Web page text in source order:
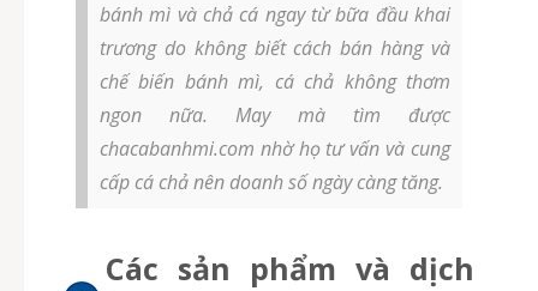
bánh mì và chả cá ngay từ bữa đầu khai
trương do không biết cách bán hàng và
chế biến bánh mì, cá chả không thơm
ngon nữa. May mà tìm được
chacabanhmi.com nhờ họ tư vấn và cung
cấp cá chả nên doanh số ngày càng tăng.
Các sản phẩm và dịch